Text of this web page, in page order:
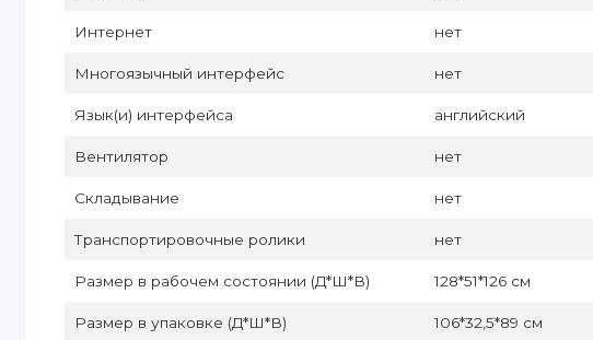
Интернет нет
Многоязычный интерфейс нет
Язык(и) интерфейса английский
Вентилятор нет
Складывание нет
Транспортировочные ролики нет
Размер в рабочем состоянии (Д*Ш*В) 128*51*126 см
Размер в упаковке (Д*Ш*В) 106*32,5*89 см